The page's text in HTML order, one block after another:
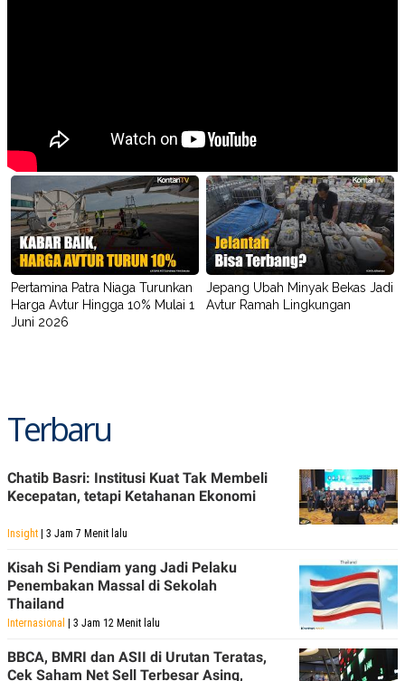
Pertamina Patra Niaga Turunkan
Harga Avtur Hingga 10% Mulai 1
Juni 2026
Jepang Ubah Minyak Bekas Jadi
Avtur Ramah Lingkungan
Terbaru
Chatib Basri: Institusi Kuat Tak Membeli
Kecepatan, tetapi Ketahanan Ekonomi
Insight | 3 Jam 7 Menit lalu
Kisah Si Pendiam yang Jadi Pelaku
Penembakan Massal di Sekolah
Thailand
Internasional | 3 Jam 12 Menit lalu
BBCA, BMRI dan ASII di Urutan Teratas,
Cek Saham Net Sell Terbesar Asing,